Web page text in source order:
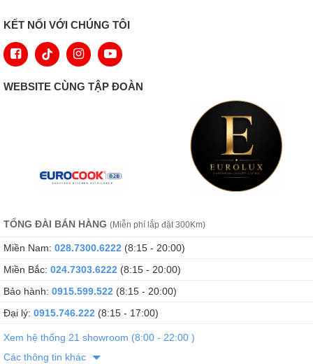
KẾT NỐI VỚI CHÚNG TÔI
WEBSITE CÙNG TẬP ĐOÀN
TỔNG ĐÀI BÁN HÀNG (Miễn phí lắp đặt 300Km)
Miền Nam: 028.7300.6222 (8:15 - 20:00)
Miền Bắc: 024.7303.6222 (8:15 - 20:00)
Bảo hành: 0915.599.522 (8:15 - 20:00)
Đại lý: 0915.746.222 (8:15 - 17:00)
Xem hệ thống 21 showroom (8:00 - 22:00 )
Các thông tin khác